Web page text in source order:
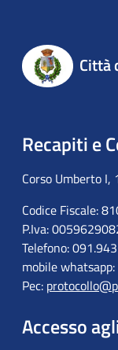
Città
Recapiti e
Corso Umberto
Codice Fiscale:
P.Iva:
Telefono:
mobile
Pec:
Accesso